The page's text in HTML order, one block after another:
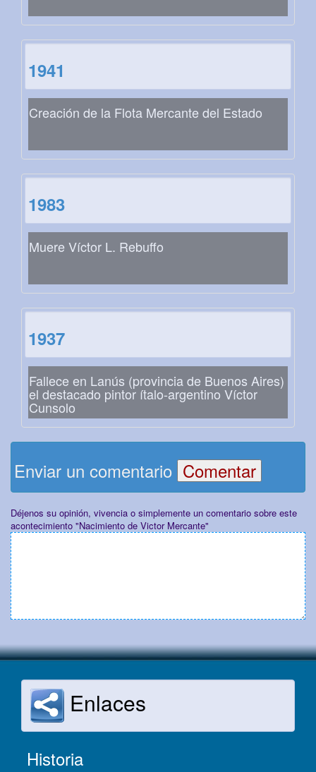
1941
Creación de la Flota Mercante del Estado
1983
Muere Víctor L. Rebuffo
1937
Fallece en Lanús (provincia de Buenos Aires)
el destacado pintor ítalo-argentino Víctor
Cunsolo
Enviar un comentario
Déjenos su opinión, vivencia o simplemente un comentario sobre este
acontecimiento "Nacimiento de Victor Mercante"
Enlaces
Historia